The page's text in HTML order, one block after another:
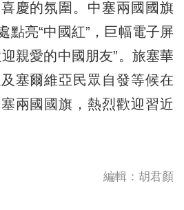
慶的氛圍。中塞兩國國旗
點亮“中國紅”，巨幅電子屏
親愛的中國朋友”。旅塞華
塞爾維亞民眾自發等候在
兩國國旗，熱烈歡迎習近
編輯：胡君顏